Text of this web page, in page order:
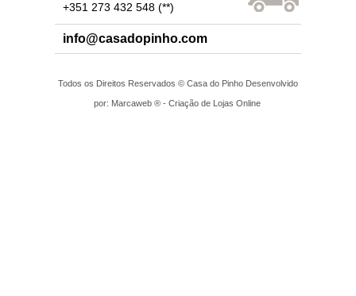
+351 273 432 548 (**)
info@casadopinho.com
Todos os Direitos Reservados © Casa do Pinho Desenvolvido
por: Marcaweb ® - Criação de Lojas Online